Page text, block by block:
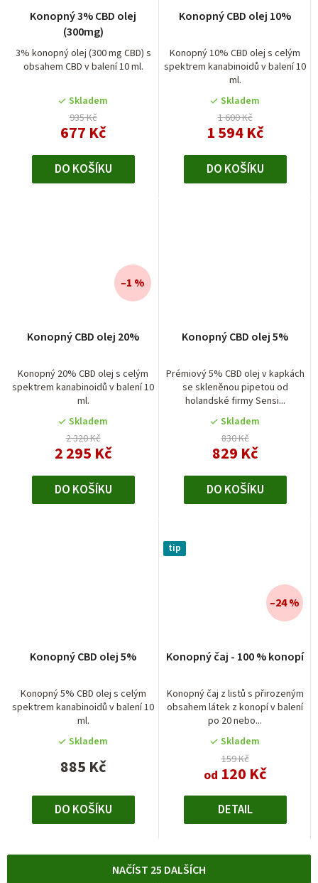
Konopný 3% CBD olej
(300mg)
3% konopný olej (300 mg CBD) s
obsahem CBD v balení 10 ml.
Skladem
935 Kč
677 Kč
DO KOŠÍKU
Konopný CBD olej 10%
Konopný 10% CBD olej s celým
spektrem kanabinoidů v balení 10
ml.
Skladem
1 600 Kč
1 594 Kč
DO KOŠÍKU
Konopný CBD olej 20%
Konopný 20% CBD olej s celým
spektrem kanabinoidů v balení 10
ml.
hodnocení
je
5,0
z
5
hvězdiček.
Skladem
2 320 Kč
2 295 Kč
–1 %
DO KOŠÍKU
Konopný CBD olej 5%
Prémiový 5% CBD olej v kapkách
se skleněnou pipetou od
holandské firmy Sensi...
Skladem
830 Kč
829 Kč
DO KOŠÍKU
Konopný CBD olej 5%
Konopný 5% CBD olej s celým
spektrem kanabinoidů v balení 10
ml.
Skladem
885 Kč
DO KOŠÍKU
tip
Konopný čaj - 100 % konopí
Konopný čaj z listů s přirozeným
obsahem látek z konopí v balení
po 20 nebo...
Skladem
159 Kč
od 120 Kč
–24 %
DETAIL
NAČÍST 25 DALŠÍCH